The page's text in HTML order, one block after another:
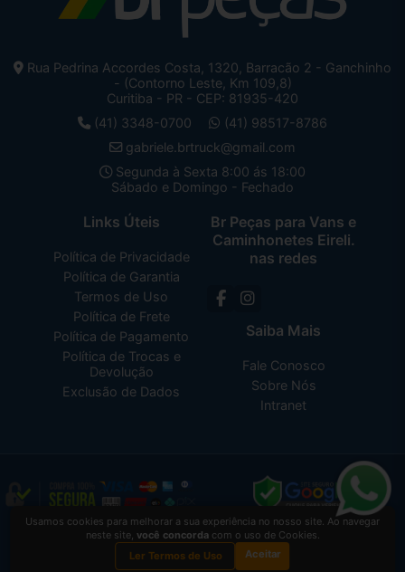
Rua Pedrina Accordes Costa, 1320, Barracão 2 - Ganchinho
- (Contorno Leste, Km 109,8)
Curitiba - PR - CEP: 81935-420
(41) 3348-0700
(41) 98517-8786
gabriele.brtruck@gmail.com
Segunda à Sexta 8:00 ás 18:00
Sábado e Domingo - Fechado
Links Úteis
Política de Privacidade
Política de Garantia
Termos de Uso
Política de Frete
Política de Pagamento
Política de Trocas e
Devolução
Exclusão de Dados
Br Peças para Vans e
Caminhonetes Eireli.
nas redes
Saiba Mais
Fale Conosco
Sobre Nós
Intranet
Br Peças para Vans e Caminhonetes Eireli. 2026 CREATED BY
VAAPT
Br Peças para Vans e Caminhonetes Eireli.é uma empresa inscrita no CNPJ
05.741.031/0001-17
Usamos cookies para melhorar a sua experiência no nosso site. Ao navegar
neste site, você concordacom o uso de Cookies.
Ler Termos de Uso
Aceitar